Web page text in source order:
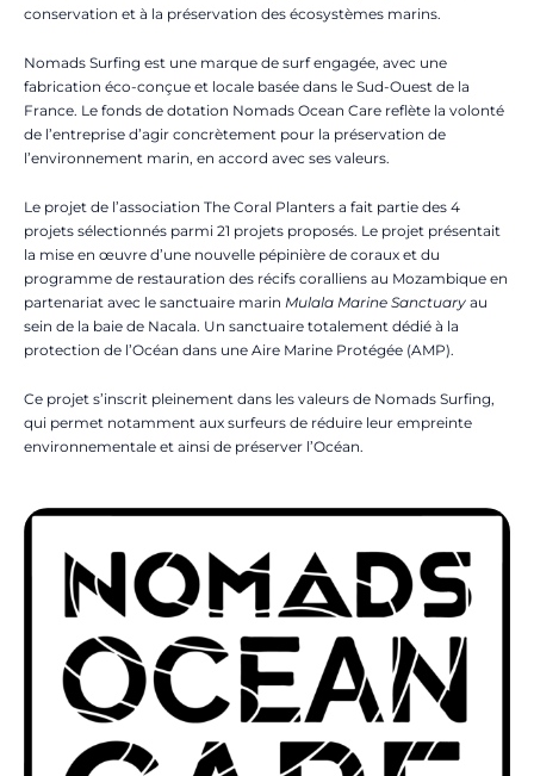
conservation et à la préservation des écosystèmes marins.
Nomads Surfing est une marque de surf engagée, avec une
fabrication éco-conçue et locale basée dans le Sud-Ouest de la
France. Le fonds de dotation Nomads Ocean Care reflète la volonté
de l’entreprise d’agir concrètement pour la préservation de
l’environnement marin, en accord avec ses valeurs.
Le projet de l’association The Coral Planters a fait partie des 4
projets sélectionnés parmi 21 projets proposés. Le projet présentait
la mise en œuvre d’une nouvelle pépinière de coraux et du
programme de restauration des récifs coralliens au Mozambique en
partenariat avec le sanctuaire marin Mulala Marine Sanctuary au
sein de la baie de Nacala. Un sanctuaire totalement dédié à la
protection de l’Océan dans une Aire Marine Protégée (AMP).
Ce projet s’inscrit pleinement dans les valeurs de Nomads Surfing,
qui permet notamment aux surfeurs de réduire leur empreinte
environnementale et ainsi de préserver l’Océan.